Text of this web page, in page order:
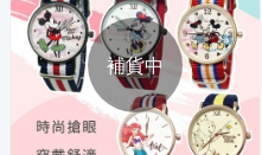
補貨中